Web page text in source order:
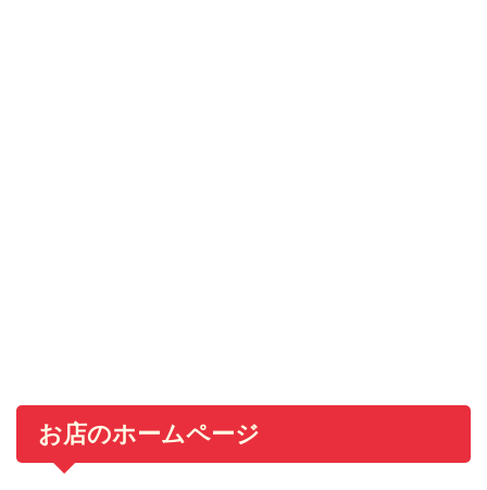
お店のホームページ